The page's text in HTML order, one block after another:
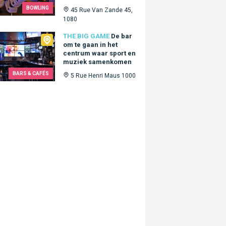
BOWLING
45 Rue Van Zande 45,
1080
BARS & CAFÉS
THE BIG GAME De bar
om te gaan in het
centrum waar sport en
muziek samenkomen
5 Rue Henri Maus 1000
Game